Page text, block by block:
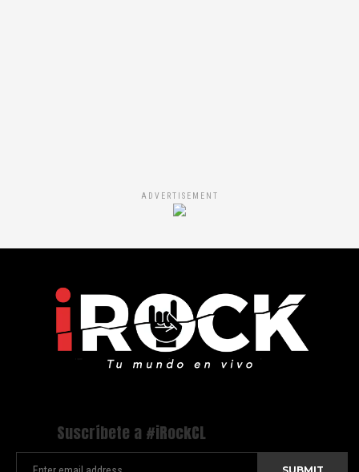
ADVERTISEMENT
Suscríbete a #iRockCL